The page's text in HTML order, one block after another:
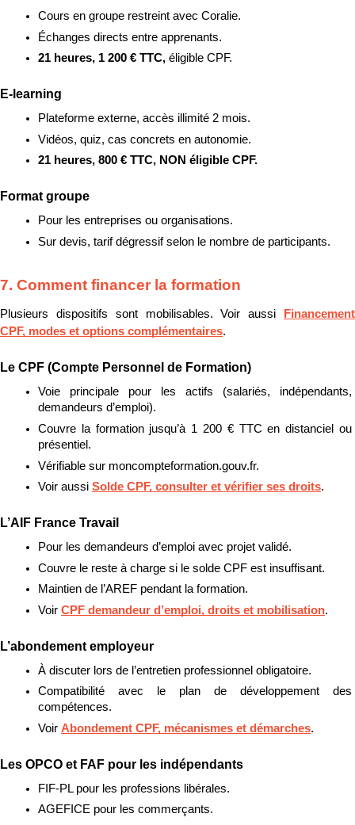
Cours en groupe restreint avec Coralie.
Échanges directs entre apprenants.
21 heures, 1 200 € TTC, éligible CPF.
E-learning
Plateforme externe, accès illimité 2 mois.
Vidéos, quiz, cas concrets en autonomie.
21 heures, 800 € TTC, NON éligible CPF.
Format groupe
Pour les entreprises ou organisations.
Sur devis, tarif dégressif selon le nombre de participants.
7. Comment financer la formation
Plusieurs dispositifs sont mobilisables. Voir aussi
Financement
CPF, modes et options complémentaires.
Le CPF (Compte Personnel de Formation)
Voie principale pour les actifs (salariés, indépendants,
demandeurs d’emploi).
Couvre la formation jusqu’à 1 200 € TTC en distanciel ou
présentiel.
Vérifiable sur moncompteformation.gouv.fr.
Voir aussi Solde CPF, consulter et vérifier ses droits.
L’AIF France Travail
Pour les demandeurs d’emploi avec projet validé.
Couvre le reste à charge si le solde CPF est insuffisant.
Maintien de l’AREF pendant la formation.
Voir CPF demandeur d’emploi, droits et mobilisation.
L’abondement employeur
À discuter lors de l’entretien professionnel obligatoire.
Compatibilité avec le plan de développement des
compétences.
Voir Abondement CPF, mécanismes et démarches.
Les OPCO et FAF pour les indépendants
FIF-PL pour les professions libérales.
AGEFICE pour les commerçants.